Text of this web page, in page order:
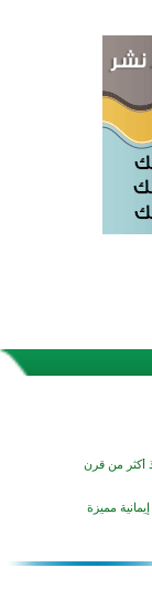
في أزناكاييف
للشباب المسلمين
أكثر من قرن
مميزة
من العمل والعطاء